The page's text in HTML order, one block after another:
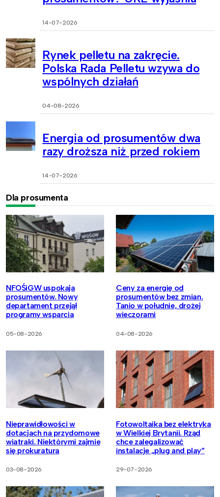
14-07-2026
Rynek pelletu na zakręcie.
Polska Rada Pelletu wzywa do
wspólnych działań
04-08-2026
Energia od prosumentów dwa
razy droższa niż przed rokiem
14-07-2026
Dla prosumenta
NFOŚiGW uspokaja
prosumentów. Nowy
departament przejął
programy wsparcia
05-08-2026
Ceny za energię od
prosumentów bez zmian.
Tanio w południe, drożej
wieczorami
04-08-2026
Nieprawidłowości w
dotacjach na przydomowe
wiatraki. Niektórymi zajmie
się prokuratura
03-08-2026
Fotowoltaika bez elektryka
w Wielkiej Brytanii. Rząd
chce zalegalizować
instalacje „plug and play”
29-07-2026